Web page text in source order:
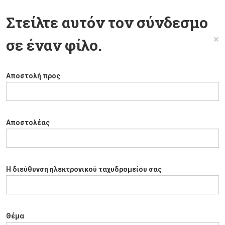
Στείλτε αυτόν τον σύνδεσμο
σε έναν φίλο.
×
Αποστολή προς
Αποστολέας
Η διεύθυνση ηλεκτρονικού ταχυδρομείου σας
Θέμα